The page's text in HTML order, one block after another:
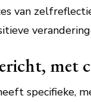
van
met
specifieke,